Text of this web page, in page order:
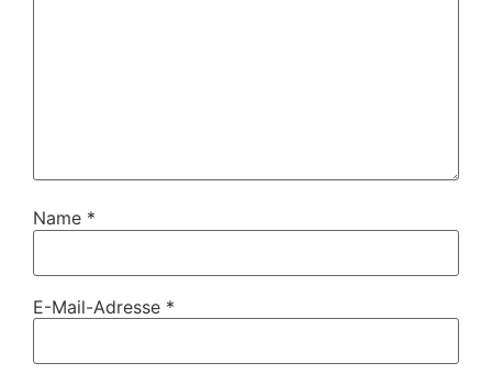
Name *
E-Mail-Adresse *